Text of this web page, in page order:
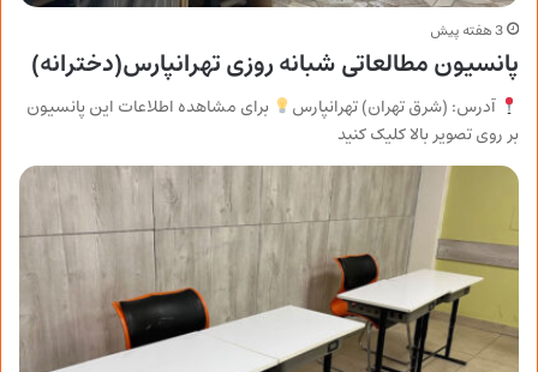
3 هفته پیش
پانسیون مطالعاتی شبانه روزی تهرانپارس(دخترانه)
آدرس: (شرق تهران) تهرانپارس
برای مشاهده اطلاعات این پانسیون
بر روی تصویر بالا کلیک کنید